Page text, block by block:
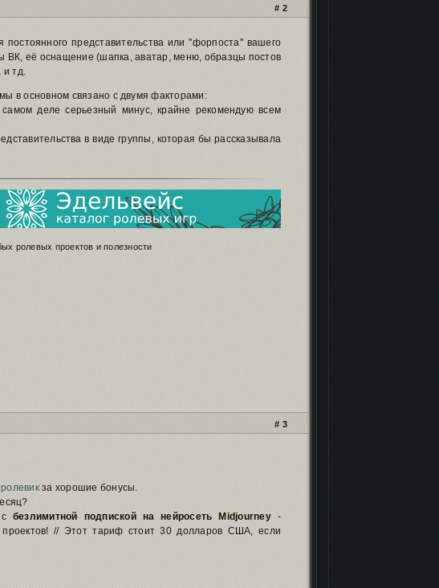
2
представительства или "форпоста" вашего
ВК, её оснащение (шапка, аватар, меню, образцы постов
и тд.
в основном связано с двумя факторами:
деле серьезный минус, крайне рекомендую всем
в виде группы, которая бы рассказывала
ролевых проектов и полезности
3
за хорошие бонусы.
безлимитной подпиской на нейросеть Midjourney-
// Этот тариф стоит 30 долларов США, если